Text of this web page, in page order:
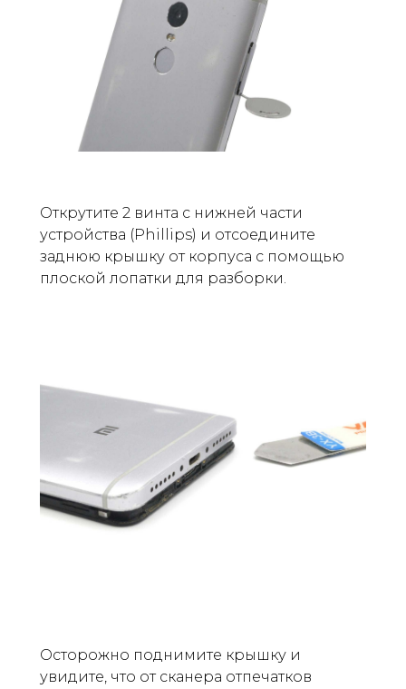
Открутите 2 винта с нижней части
устройства (Phillips) и отсоедините
заднюю крышку от корпуса с помощью
плоской лопатки для разборки.
Осторожно поднимите крышку и
увидите, что от сканера отпечатков